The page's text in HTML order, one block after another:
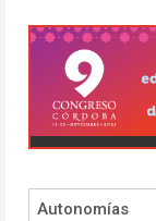
Autonomías